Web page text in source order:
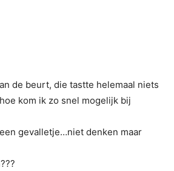
de beurt, die tastte helemaal niets
kom ik zo snel mogelijk bij
gevalletje…niet denken maar